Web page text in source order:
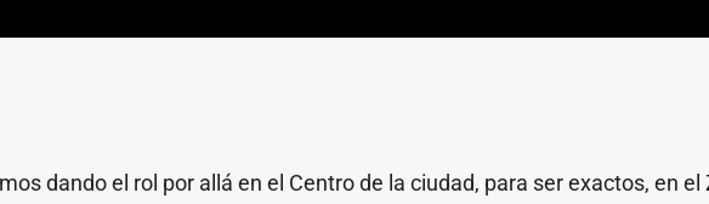
dando el rol por allá en el Centro de la ciudad, para ser exactos, en el